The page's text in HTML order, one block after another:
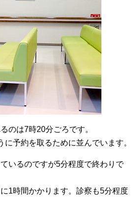
のは7時20分ごろです。
に予約を取るために並んでいます。
いるのですが5分程度で終わりで
1時間かかります。診察も5分程度